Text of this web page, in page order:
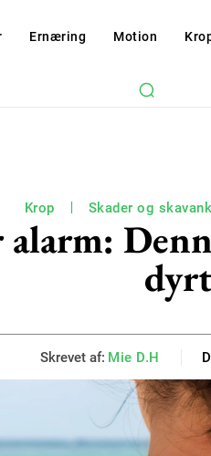
Ernæring Motion
Krop Skader og
Skrevet af: Mie D.H